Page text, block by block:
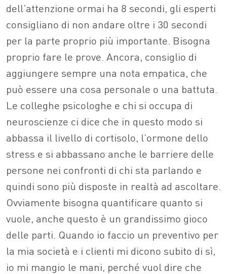
dell’attenzione ormai ha 8 secondi, gli esperti
consigliano di non andare oltre i 30 secondi
per la parte proprio più importante. Bisogna
proprio fare le prove. Ancora, consiglio di
aggiungere sempre una nota empatica, che
può essere una cosa personale o una battuta.
Le colleghe psicologhe e chi si occupa di
neuroscienze ci dice che in questo modo si
abbassa il livello di cortisolo, l’ormone dello
stress e si abbassano anche le barriere delle
persone nei confronti di chi sta parlando e
quindi sono più disposte in realtà ad ascoltare.
Ovviamente bisogna quantificare quanto si
vuole, anche questo è un grandissimo gioco
delle parti. Quando io faccio un preventivo per
la mia società e i clienti mi dicono subito di sì,
io mi mangio le mani, perché vuol dire che